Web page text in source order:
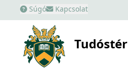
Súgó Kapcsolat
Tudóstér